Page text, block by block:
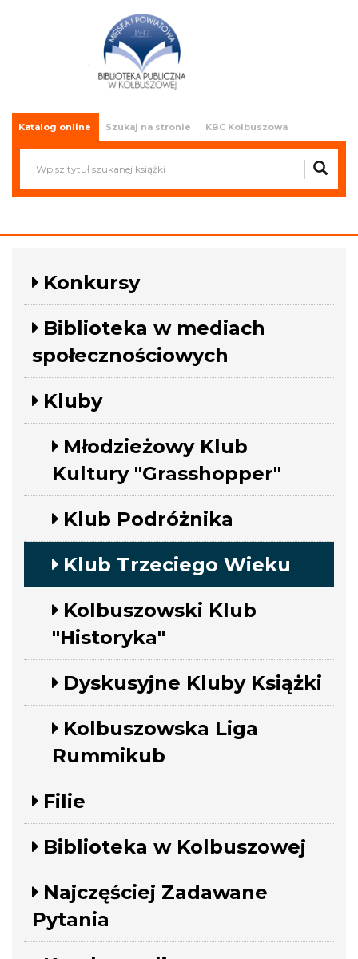
Miejska i Powiatowa Biblioteka
Publiczna w Kolbuszowej
Katalog online Szukaj na stronie KBC Kolbuszowa
Konkursy
Biblioteka w mediach
społecznościowych
Kluby
Młodzieżowy Klub
Kultury "Grasshopper"
Klub Podróżnika
Klub Trzeciego Wieku
Kolbuszowski Klub
"Historyka"
Dyskusyjne Kluby Książki
Kolbuszowska Liga
Rummikub
Filie
Biblioteka w Kolbuszowej
Najczęściej Zadawane
Pytania